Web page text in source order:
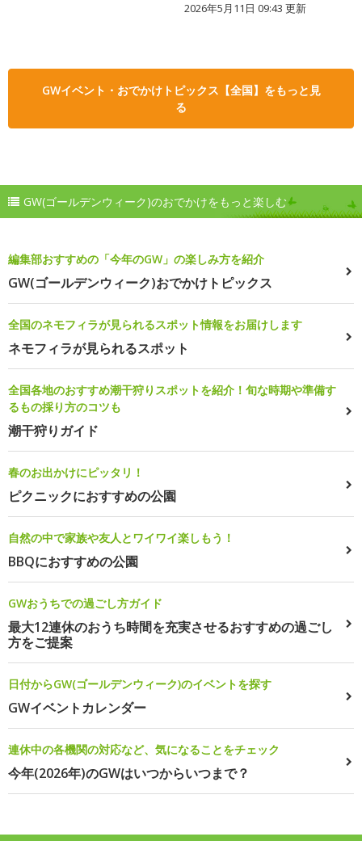
2026年5月11日 09:43 更新
GWイベント・おでかけトピックス【全国】をもっと見
る
GW(ゴールデンウィーク)のおでかけをもっと楽しむ
編集部おすすめの「今年のGW」の楽しみ方を紹介
GW(ゴールデンウィーク)おでかけトピックス
全国のネモフィラが見られるスポット情報をお届けします
ネモフィラが見られるスポット
全国各地のおすすめ潮干狩りスポットを紹介！旬な時期や準備す
るもの採り方のコツも
潮干狩りガイド
春のお出かけにピッタリ！
ピクニックにおすすめの公園
自然の中で家族や友人とワイワイ楽しもう！
BBQにおすすめの公園
GWおうちでの過ごし方ガイド
最大12連休のおうち時間を充実させるおすすめの過ごし
方をご提案
日付からGW(ゴールデンウィーク)のイベントを探す
GWイベントカレンダー
連休中の各機関の対応など、気になることをチェック
今年(2026年)のGWはいつからいつまで？